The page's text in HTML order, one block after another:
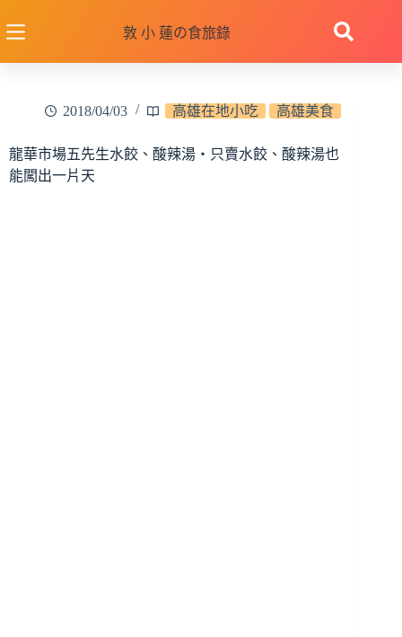
至
敦 小 蓮の食旅錄
2018/04/03 高雄在地小吃 高雄美食
龍華市場五先生水餃、酸辣湯‧只賣水餃、酸辣湯也
能闖出一片天